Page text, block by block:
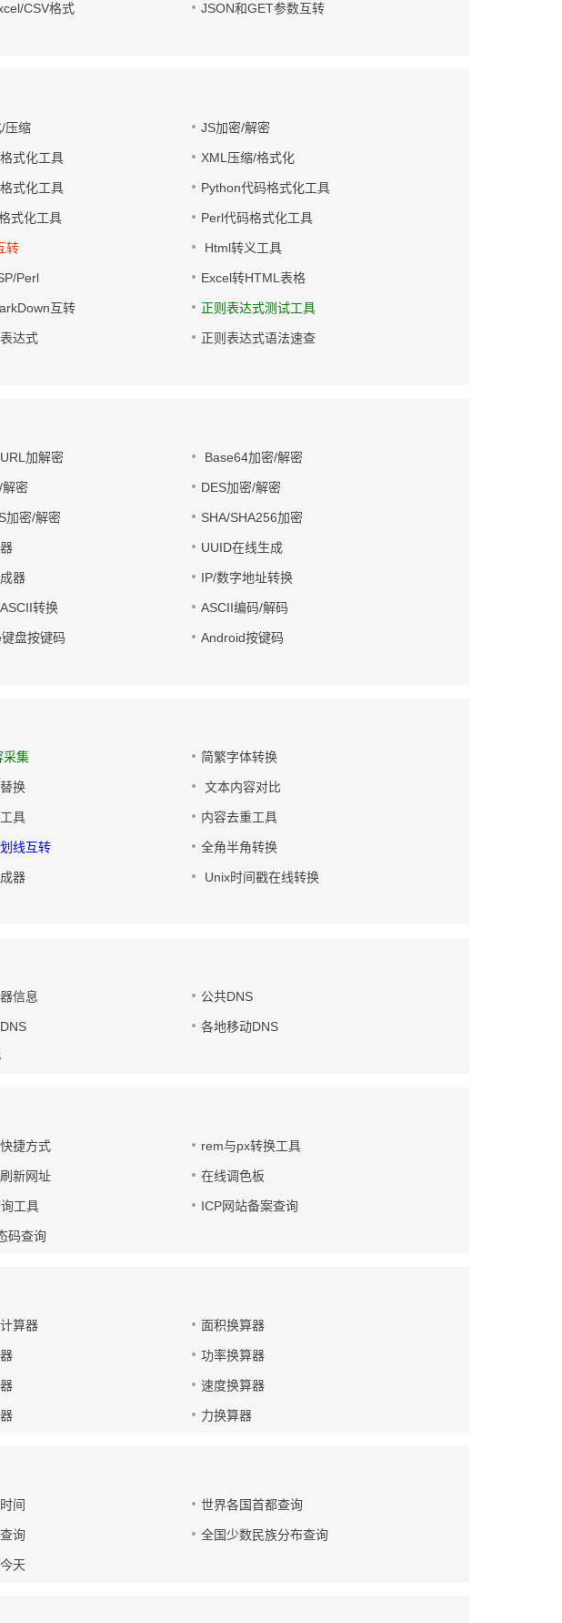
CSV格式 JSON和GET参数互转
压缩 JS加密/解密
式化工具 XML压缩/格式化
式化工具 Python代码格式化工具
式化工具 Perl代码格式化工具
转 Html转义工具
Perl Excel转HTML表格
互转 正则表达式测试工具
达式 正则表达式语法速查
加解密 Base64加密/解密
解密 DES加密/解密
加密/解密 SHA/SHA256加密
UUID在线生成
器 IP/数字地址转换
转换 ASCII编码/解码
盘按键码 Android按键码
采集 简繁字体转换
换 文本内容对比
具 内容去重工具
线互转 全角半角转换
器 Unix时间戳在线转换
信息 公共DNS
各地移动DNS
捷方式 rem与px转换工具
新网址 在线调色板
工具 ICP网站备案查询
码查询
算器 面积换算器
功率换算器
速度换算器
力换算器
间 世界各国首都查询
询 全国少数民族分布查询
天